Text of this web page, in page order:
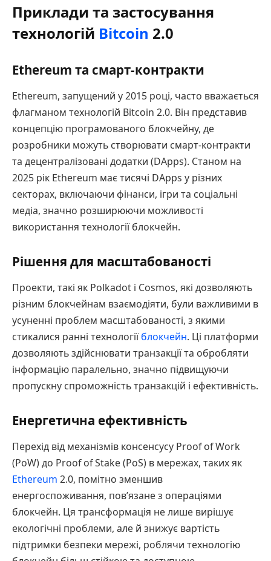
Приклади та застосування
технологій Bitcoin 2.0
Ethereum та смарт-контракти
Ethereum, запущений у 2015 році, часто вважається
флагманом технологій Bitcoin 2.0. Він представив
концепцію програмованого блокчейну, де
розробники можуть створювати смарт-контракти
та децентралізовані додатки (DApps). Станом на
2025 рік Ethereum має тисячі DApps у різних
секторах, включаючи фінанси, ігри та соціальні
медіа, значно розширюючи можливості
використання технології блокчейн.
Рішення для масштабованості
Проекти, такі як Polkadot і Cosmos, які дозволяють
різним блокчейнам взаємодіяти, були важливими в
усуненні проблем масштабованості, з якими
стикалися ранні технологіїблокчейн. Ці платформи
дозволяють здійснювати транзакції та обробляти
інформацію паралельно, значно підвищуючи
пропускну спроможність транзакцій і ефективність.
Енергетична ефективність
Перехід від механізмів консенсусу Proof of Work
(PoW) до Proof of Stake (PoS) в мережах, таких як
Ethereum 2.0, помітно зменшив
енергоспоживання, пов’язане з операціями
блокчейн. Ця трансформація не лише вирішує
екологічні проблеми, але й знижує вартість
підтримки безпеки мережі, роблячи технологію